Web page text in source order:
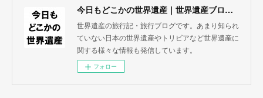
今日もどこかの世界遺産｜世界遺産ブログ・旅行記
世界遺産の旅行記・旅行ブログです。あまり知られ
ていない日本の世界遺産やトリビアなど世界遺産に
関する様々な情報も発信しています。
フォロー